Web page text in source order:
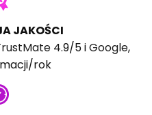
JAKOŚCI
4.9/5 iGoogle,
rok